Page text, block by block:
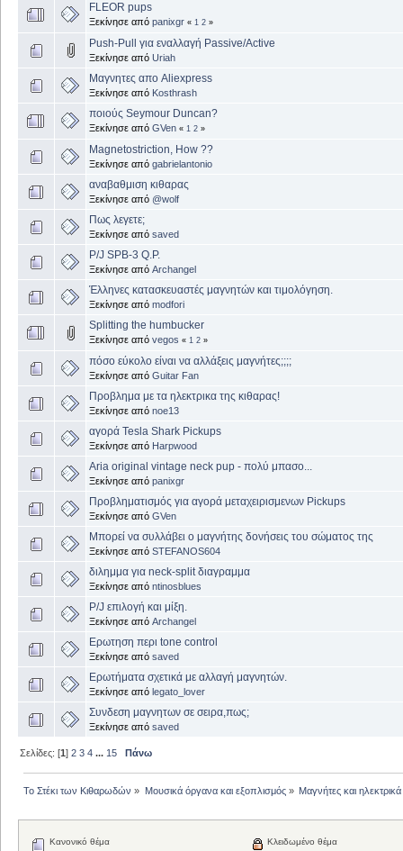
FLEOR pups
Ξεκίνησε από panixgr « 1 2 »
Push-Pull για εναλλαγή Passive/Active
Ξεκίνησε από Uriah
Μαγνητες απο Aliexpress
Ξεκίνησε από Kosthrash
ποιούς Seymour Duncan?
Ξεκίνησε από GVen « 1 2 »
Magnetostriction, How ??
Ξεκίνησε από gabrielantonio
αναβαθμιση κιθαρας
Ξεκίνησε από @wolf
Πως λεγετε;
Ξεκίνησε από saved
P/J SPB-3 Q.P.
Ξεκίνησε από Archangel
Έλληνες κατασκευαστές μαγνητών και τιμολόγηση.
Ξεκίνησε από modfori
Splitting the humbucker
Ξεκίνησε από vegos « 1 2 »
πόσο εύκολο είναι να αλλάξεις μαγνήτες;;;;
Ξεκίνησε από Guitar Fan
Προβλημα με τα ηλεκτρικα της κιθαρας!
Ξεκίνησε από noe13
αγορά Tesla Shark Pickups
Ξεκίνησε από Harpwood
Aria original vintage neck pup - πολύ μπασο...
Ξεκίνησε από panixgr
Προβληματισμός για αγορά μεταχειρισμενων Pickups
Ξεκίνησε από GVen
Μπορεί να συλλάβει ο μαγνήτης δονήσεις του σώματος της
Ξεκίνησε από STEFANOS604
διλημμα για neck-split διαγραμμα
Ξεκίνησε από ntinosblues
P/J επιλογή και μίξη.
Ξεκίνησε από Archangel
Ερωτηση περι tone control
Ξεκίνησε από saved
Ερωτήματα σχετικά με αλλαγή μαγνητών.
Ξεκίνησε από legato_lover
Συνδεση μαγνητων σε σειρα,πως;
Ξεκίνησε από saved
Σελίδες: [1]2 3 4 ... 15 Πάνω
Το Στέκι των Κιθαρωδών » Μουσικά όργανα και εξοπλισμός» Μαγνήτες και ηλεκτρικά
Κανονικό θέμα Κλειδωμένο θέμα